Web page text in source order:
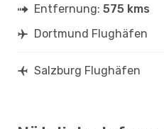
Entfernung: 575 kms
Dortmund Flughäfen
Salzburg Flughäfen